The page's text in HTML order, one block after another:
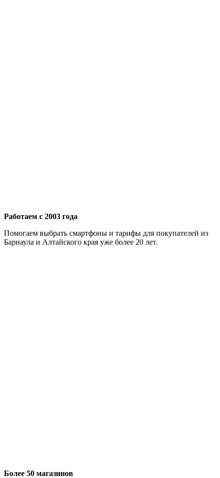
Работаем с 2003 года
Помогаем выбрать смартфоны и тарифы для покупателей из
Барнаула и Алтайского края уже более 20 лет.
Более 50 магазинов